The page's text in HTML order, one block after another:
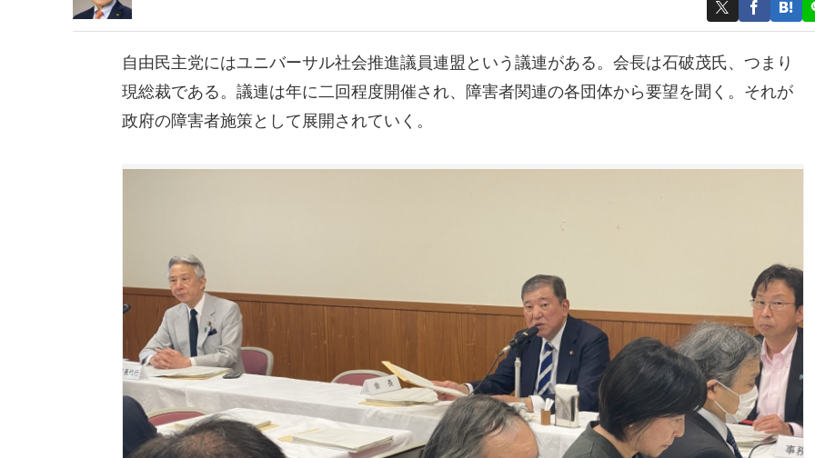
自由民主党にはユニバーサル社会推進議員連盟という議連がある。会長は石破茂氏、つまり
現総裁である。議連は年に二回程度開催され、障害者関連の各団体から要望を聞く。それが
政府の障害者施策として展開されていく。